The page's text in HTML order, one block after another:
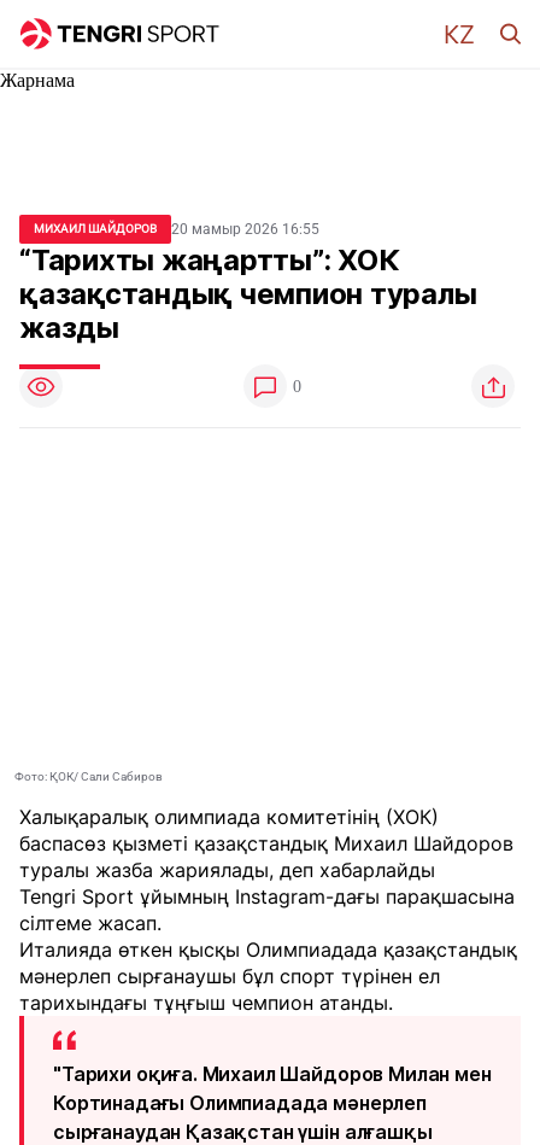
Жарнама
МИХАИЛ ШАЙДОРОВ 20 мамыр 2026 16:55
“Тарихты жаңартты”: ХОК
қазақстандық чемпион туралы
жазды
0
Фото: ҚОК/ Сали Сабиров
Халықаралық олимпиада комитетінің (ХОК)
баспасөз қызметі қазақстандық Михаил Шайдоров
туралы жазба жариялады, деп хабарлайды
Tengri Sport ұйымның Instagram-дағы парақшасына
сілтеме жасап.
Италияда өткен қысқы Олимпиадада қазақстандық
мәнерлеп сырғанаушы бұл спорт түрінен ел
тарихындағы тұңғыш чемпион атанды.
"Тарихи оқиға. Михаил Шайдоров Милан мен
Кортинадағы Олимпиадада мәнерлеп
сырғанаудан Қазақстан үшін алғашқы